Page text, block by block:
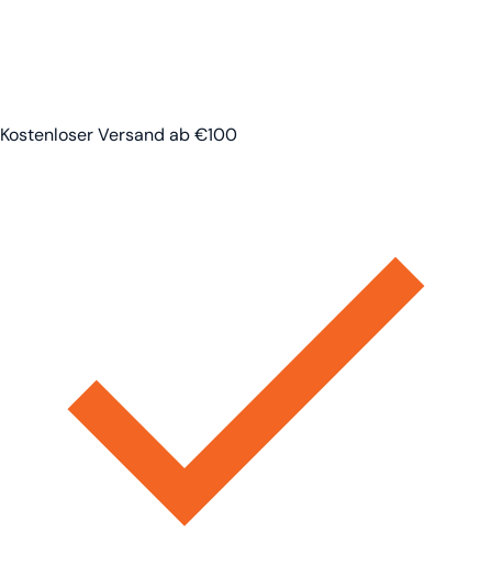
Kostenloser Versand ab €100